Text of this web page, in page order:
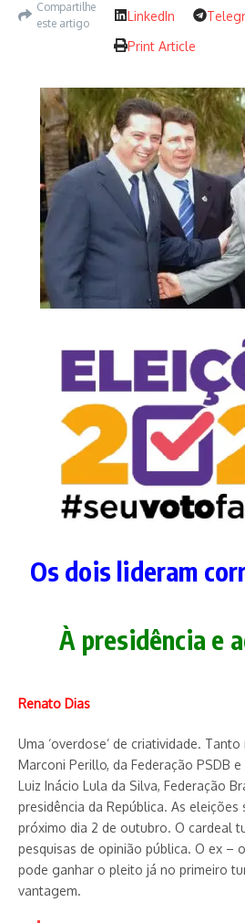
Compartilhe
este artigo
LinkedIn
Print Article
Os dois lideram
À presidência e
Renato Dias
Uma ‘overdose’ de criatividade.
Marconi Perillo, da Federação PSDB
Luiz Inácio Lula da Silva, Federação
presidência da República. As eleições
próximo dia 2 de outubro. O cardeal
pesquisas de opinião pública. O ex –
pode ganhar o pleito já no primeiro
vantagem.